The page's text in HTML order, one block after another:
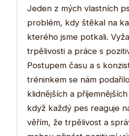
Jeden z mých vlastních
problém, kdy štěkal na
kterého jsme potkali.
trpělivosti a práce s
Postupem času a s
tréninkem se nám
klidnějších a
když každý pes reaguje
věřím, že trpělivost a